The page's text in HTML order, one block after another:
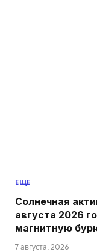
ЕЩЕ
Солнечная
августа 2026
магнитную
7 августа, 2026